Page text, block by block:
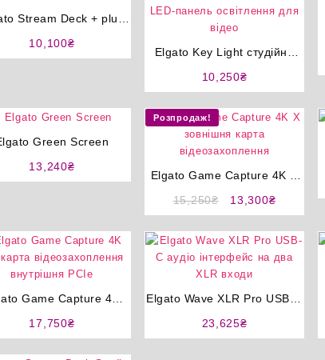
Stream Deck + plus
10,100₴
Elgato Key Light студійна
відео
10,250₴
Green Screen
13,240₴
Розпродаж!
Elgato Game Capture 4K X
відеозахоплення
15,250₴
Оригінальна
ціна:
15,250₴.
13,300₴Поточна
ціна:
13,300₴.
Game Capture 4K
внутрішня PCIe
17,750₴
Elgato Wave XLR Pro USB-C
входи
23,625₴